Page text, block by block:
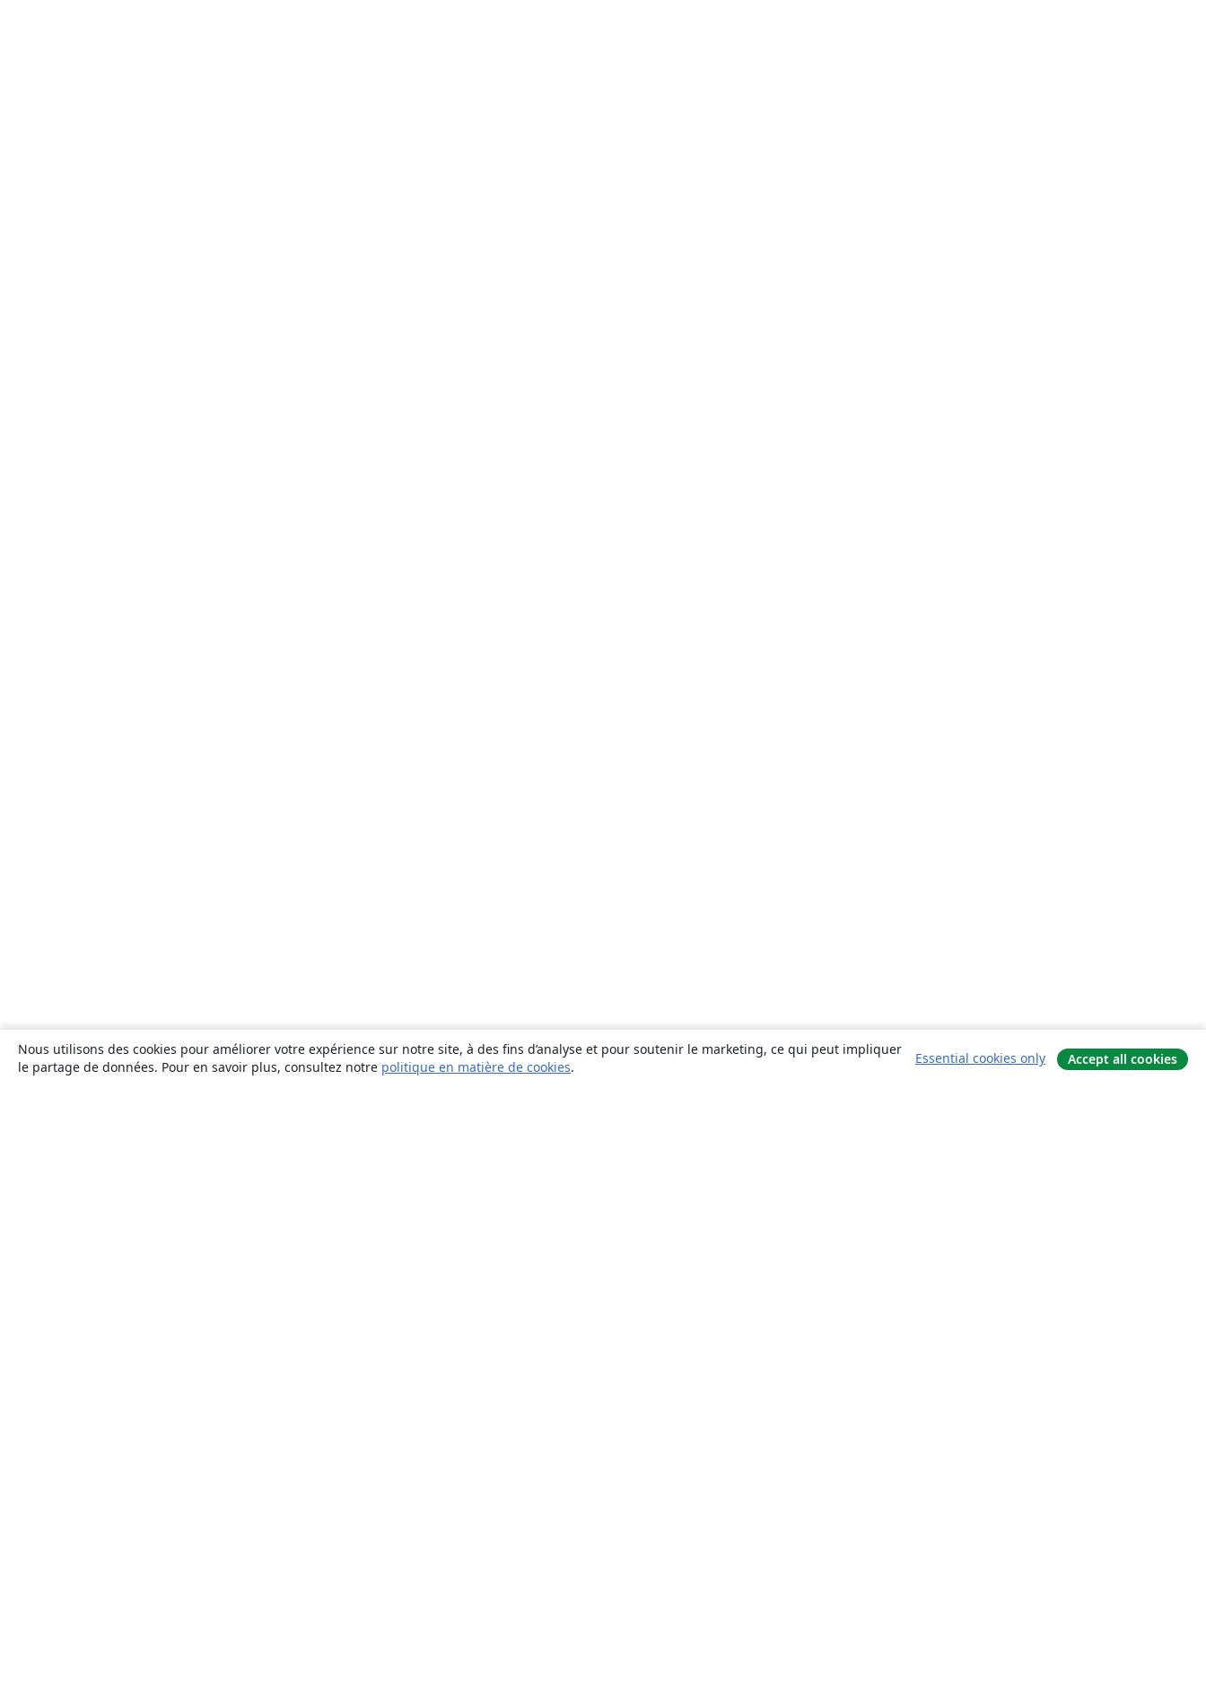
Nous utilisons des cookies pour améliorer votre expérience sur notre site, à des fins d’analyse et pour soutenir le marketing, ce qui peut impliquer
le partage de données. Pour en savoir plus, consultez notre politique en matière de cookies.
Essential cookies only Accept all cookies